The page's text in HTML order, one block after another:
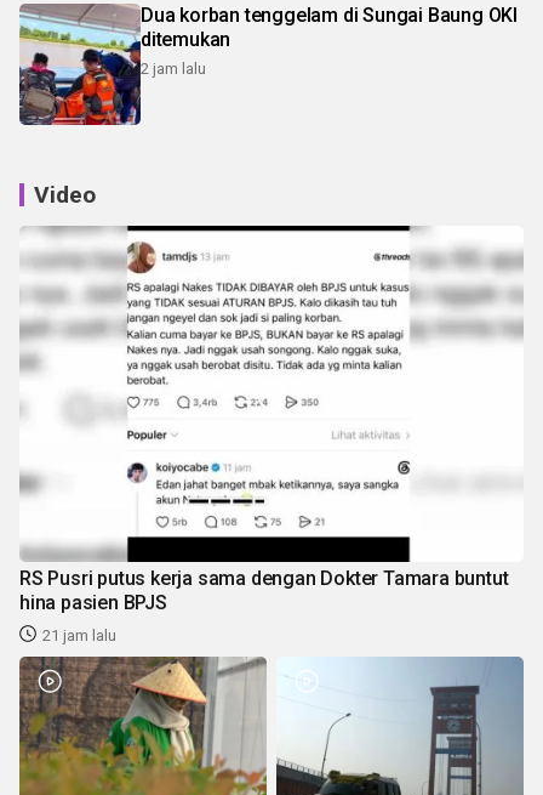
Dua korban tenggelam di Sungai Baung OKI
ditemukan
2 jam lalu
Video
RS Pusri putus kerja sama dengan Dokter Tamara buntut
hina pasien BPJS
21 jam lalu